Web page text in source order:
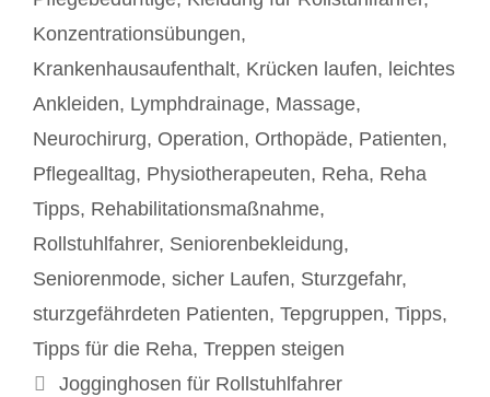
Konzentrationsübungen,
Krankenhausaufenthalt, Krücken laufen, leichtes
Ankleiden, Lymphdrainage, Massage,
Neurochirurg, Operation, Orthopäde, Patienten,
Pflegealltag, Physiotherapeuten, Reha, Reha
Tipps, Rehabilitationsmaßnahme,
Rollstuhlfahrer, Seniorenbekleidung,
Seniorenmode, sicher Laufen, Sturzgefahr,
sturzgefährdeten Patienten, Tepgruppen, Tipps,
Tipps für die Reha, Treppen steigen
Beitrags-
Jogginghosen für Rollstuhlfahrer